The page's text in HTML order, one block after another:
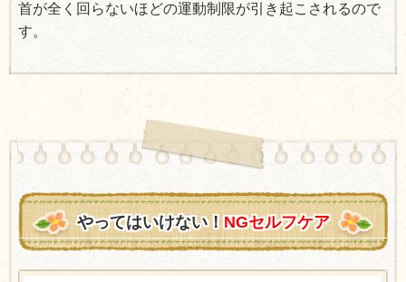
首が全く回らないほどの運動制限が引き起こされるので
す。
やってはいけない！NGセルフケア